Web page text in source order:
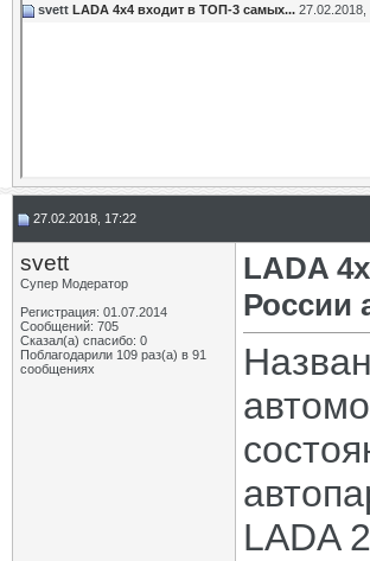
svett LADA 4х4 входит в ТОП-3 самых... 27.02.2018,
27.02.2018, 17:22
svett
Супер Модератор
Регистрация: 01.07.2014
Сообщений: 705
Сказал(а) спасибо: 0
Поблагодарили 109 раз(а) в 91
сообщениях
LADA
России
LADA